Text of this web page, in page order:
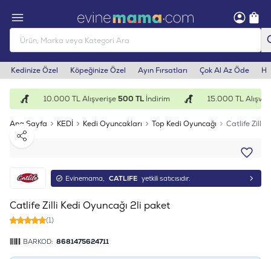
Kedinize Özel Köpeğinize Özel Ayın Fırsatları Çok Al Az Öde
10.000 TL Alışverişe500 TLİndirim 15.000 TL
Ana Sayfa KEDİ Kedi Oyuncakları Top Kedi Oyuncağı
Catlife Zilli
Paylaş
Evinemama, CATLIFE yetkili satıcısıdır.
Catlife Zilli Kedi Oyuncağı 2li paket
(1)
BARKOD: 8681475624711